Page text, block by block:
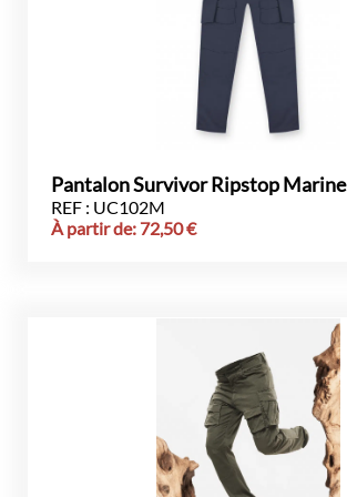
Pantalon Survivor Ripstop Marine
REF : UC102M
À partir de: 72,50€